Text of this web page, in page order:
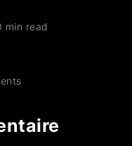
min read